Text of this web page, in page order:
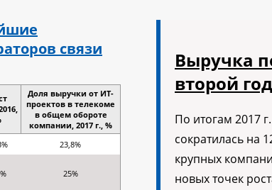
связи
Доля выручки от ИТ-
проектов в телекоме
в общем обороте
компании, 2017 г., %
23,8%
25%
Выручка
второй
По итогам 2017
сократилась на
крупных
новых точек